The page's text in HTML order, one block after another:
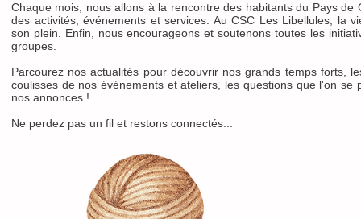
Chaque mois, nous allons à la rencontre des habitants du Pays de
des activités, événements et services. Au CSC Les Libellules, la
son plein. Enfin, nous encourageons et soutenons toutes les
groupes.
Parcourez nos actualités pour découvrir nos grands temps forts,
coulisses de nos événements et ateliers, les questions que l'on se
nos annonces !
Ne perdez pas un fil et restons connectés...